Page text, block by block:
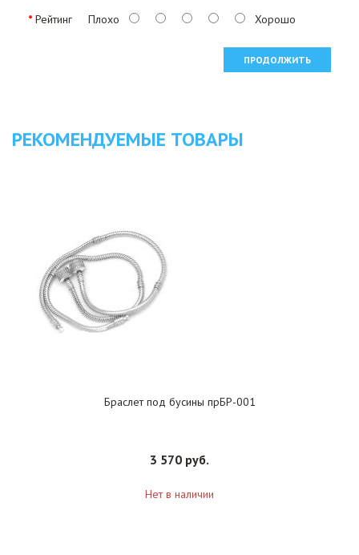
Рейтинг Плохо Хорошо
ПРОДОЛЖИТЬ
РЕКОМЕНДУЕМЫЕ ТОВАРЫ
Браслет под бусины прБР-001
3 570 руб.
Нет в наличии